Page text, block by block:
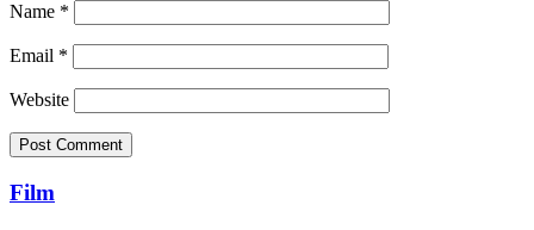
Name *
Email *
Website
Film